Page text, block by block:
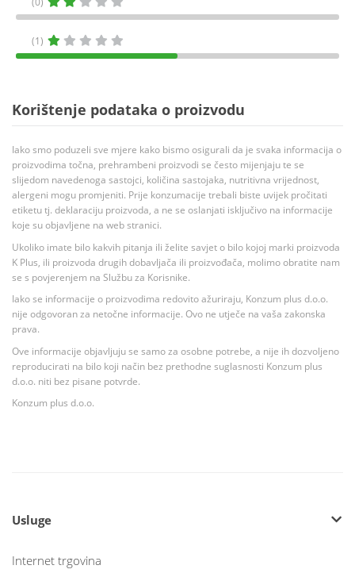
(1)
Korištenje podataka o proizvodu
Iako smo poduzeli sve mjere kako bismo osigurali da je svaka informacija o
proizvodima točna, prehrambeni proizvodi se često mijenjaju te se
slijedom navedenoga sastojci, količina sastojaka, nutritivna vrijednost,
alergeni mogu promjeniti. Prije konzumacije trebali biste uvijek pročitati
etiketu tj. deklaraciju proizvoda, a ne se oslanjati isključivo na informacije
koje su objavljene na web stranici.
Ukoliko imate bilo kakvih pitanja ili želite savjet o bilo kojoj marki proizvoda
K Plus, ili proizvoda drugih dobavljača ili proizvođača, molimo obratite nam
se s povjerenjem na Službu za Korisnike.
Iako se informacije o proizvodima redovito ažuriraju, Konzum plus d.o.o.
nije odgovoran za netočne informacije. Ovo ne utječe na vaša zakonska
prava.
Ove informacije objavljuju se samo za osobne potrebe, a nije ih dozvoljeno
reproducirati na bilo koji način bez prethodne suglasnosti Konzum plus
d.o.o. niti bez pisane potvrde.
Konzum plus d.o.o.
Usluge
Internet trgovina